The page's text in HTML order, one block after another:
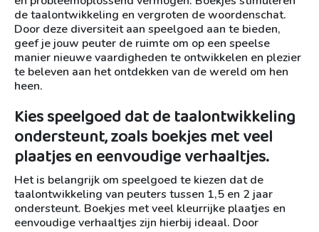
de taalontwikkeling en vergroten de woordenschat.
Door deze diversiteit aan speelgoed aan te bieden,
geef je jouw peuter de ruimte om op een speelse
manier nieuwe vaardigheden te ontwikkelen en plezier
te beleven aan het ontdekken van de wereld om hen
heen.
Kies speelgoed dat de taalontwikkeling
ondersteunt, zoals boekjes met veel
plaatjes en eenvoudige verhaaltjes.
Het is belangrijk om speelgoed te kiezen dat de
taalontwikkeling van peuters tussen 1,5 en 2 jaar
ondersteunt. Boekjes met veel kleurrijke plaatjes en
eenvoudige verhaaltjes zijn hierbij ideaal. Door